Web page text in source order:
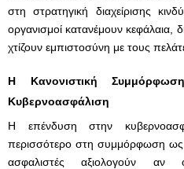
στη στρατηγική διαχείρισης
οργανισμοί κατανέμουν κεφάλαια,
χτίζουν εμπιστοσύνη με τους
Η Κανονιστική
Κυβερνοασφάλιση
Η επένδυση στην
περισσότερο στη συμμόρφωση ως
ασφαλιστές αξιολογούν αν